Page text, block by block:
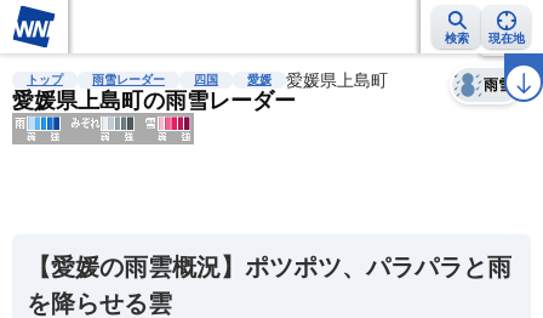
検索 現在地
雨雲レーダー 台風情報 地震情報 警報・注意報 2週間天気 ラ
トップ 雨雪レーダー 四国 愛媛 愛媛県上島町
愛媛県上島町の雨雪レーダー
雨雪
天気 台風
【愛媛の雨雲概況】ポツポツ、パラパラと雨
を降らせる雲